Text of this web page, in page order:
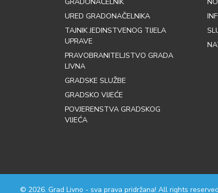
URED GRADONAČELNIKA
TAJNIK JEDINSTVENOG TIJELA
UPRAVE
PRAVOBRANITELJSTVO GRADA
LIVNA
GRADSKE SLUŽBE
GRADSKO VIJEĆE
POVJERENSTVA GRADSKOG
VIJEĆA
© 2026. Grad Livno - sva prava pridržana! All rights